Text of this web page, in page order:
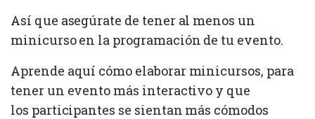
Así que asegúrate de tener al menos un
minicurso en la programación de tu evento.
Aprende aquí cómo elaborar minicursos, para
tener un evento más interactivo y que
los participantes se sientan más cómodos